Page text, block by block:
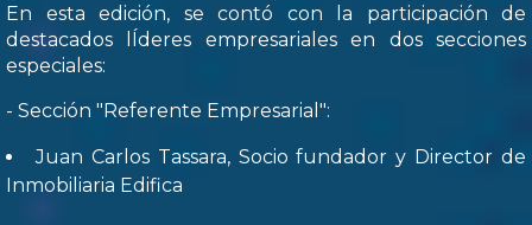
En esta edición, se contó con la participación de
destacados lÍderes empresariales en dos secciones
especiales:
- Sección "Referente Empresarial":
Juan Carlos Tassara, Socio fundador y Director de
Inmobiliaria Edifica